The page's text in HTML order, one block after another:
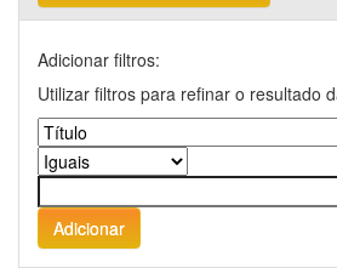
Adicionar filtros:
Utilizar filtros para refinar o resultado